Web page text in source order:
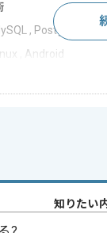
, PostgreSQL
, Android
期プロジェクト ,
知りたい